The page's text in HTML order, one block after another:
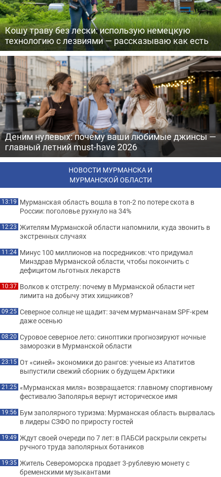
Кошу траву без лески: использую немецкую
технологию с лезвиями — рассказываю как есть
Деним нулевых: почему ваши любимые джинсы —
главный летний must-have 2026
НОВОСТИ МУРМАНСКА И
МУРМАНСКОЙ ОБЛАСТИ
13:19 Мурманская область вошла в топ-2 по потере скота в
России: поголовье рухнуло на 34%
12:23 Жителям Мурманской области напомнили, куда звонить в
экстренных случаях
11:24 Минус 100 миллионов на посредников: что придумал
Минздрав Мурманской области, чтобы покончить с
дефицитом льготных лекарств
10:37 Волков к отстрелу: почему в Мурманской области нет
лимита на добычу этих хищников?
09:25 Северное солнце не щадит: зачем мурманчанам SPF-крем
даже осенью
08:20 Суровое северное лето: синоптики прогнозируют ночные
заморозки в Мурманской области
23:15 От «синей» экономики до рангов: ученые из Апатитов
выпустили свежий сборник о будущем Арктики
21:25 «Мурманская миля» возвращается: главному спортивному
фестивалю Заполярья вернут историческое имя
19:56 Бум заполярного туризма: Мурманская область вырвалась
в лидеры СЗФО по приросту гостей
19:49 Ждут своей очереди по 7 лет: в ПАБСИ раскрыли секреты
ручного труда заполярных ботаников
19:35 Житель Североморска продает 3-рублевую монету с
бременскими музыкантами